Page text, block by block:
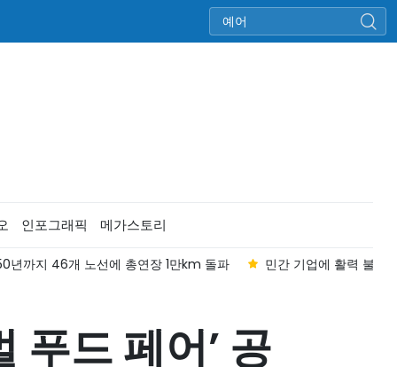
인포그래픽 메가스토리
년까지 46개 노선에 총연장 1만km 돌파 민간 기업에 활력 불어
푸드 페어’ 공